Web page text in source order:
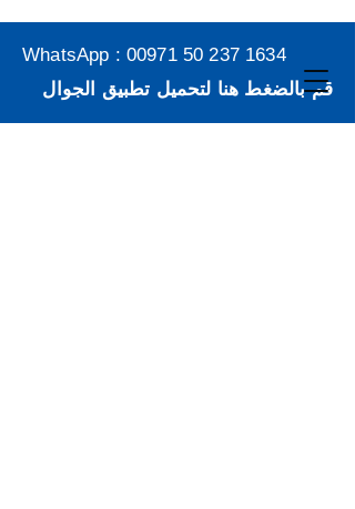
WhatsApp : 00971 50 237 1634
قم بالضغط هنا لتحميل تطبيق الجوال